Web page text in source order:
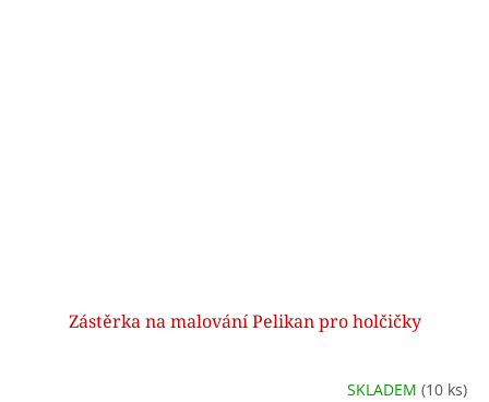
Zástěrka na malování Pelikan pro holčičky
SKLADEM (10 ks)